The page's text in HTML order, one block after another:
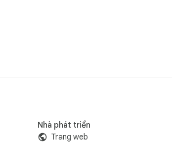
Nhà phát triển
Trang web